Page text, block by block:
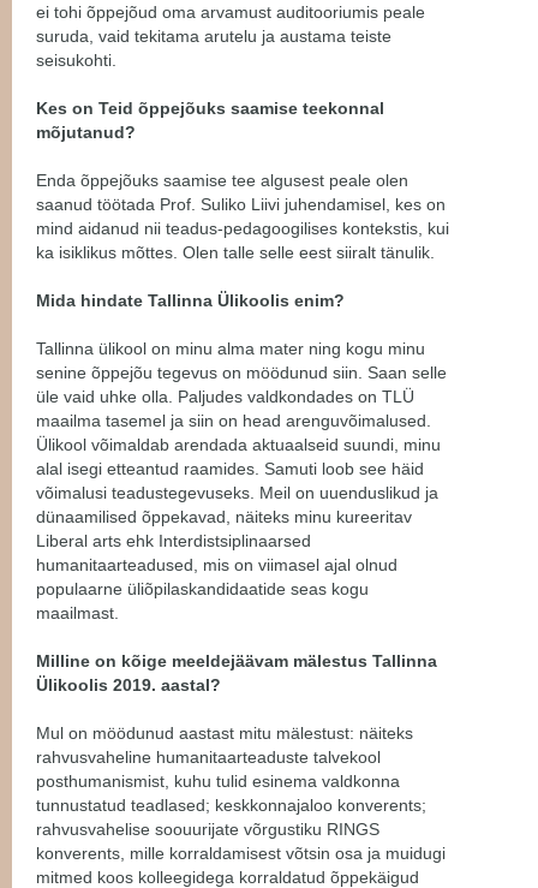
ei tohi õppejõud oma arvamust auditooriumis peale
suruda, vaid tekitama arutelu ja austama teiste
seisukohti.
Kes on Teid õppejõuks saamise teekonnal
mõjutanud?
Enda õppejõuks saamise tee algusest peale olen
saanud töötada Prof. Suliko Liivi juhendamisel, kes on
mind aidanud nii teadus-pedagoogilises kontekstis, kui
ka isiklikus mõttes. Olen talle selle eest siiralt tänulik.
Mida hindate Tallinna Ülikoolis enim?
Tallinna ülikool on minu alma mater ning kogu minu
senine õppejõu tegevus on möödunud siin. Saan selle
üle vaid uhke olla. Paljudes valdkondades on TLÜ
maailma tasemel ja siin on head arenguvõimalused.
Ülikool võimaldab arendada aktuaalseid suundi, minu
alal isegi etteantud raamides. Samuti loob see häid
võimalusi teadustegevuseks. Meil on uuenduslikud ja
dünaamilised õppekavad, näiteks minu kureeritav
Liberal arts ehk Interdistsiplinaarsed
humanitaarteadused, mis on viimasel ajal olnud
populaarne üliõpilaskandidaatide seas kogu
maailmast.
Milline on kõige meeldejäävam mälestus Tallinna
Ülikoolis 2019. aastal?
Mul on möödunud aastast mitu mälestust: näiteks
rahvusvaheline humanitaarteaduste talvekool
posthumanismist, kuhu tulid esinema valdkonna
tunnustatud teadlased; keskkonnajaloo konverents;
rahvusvahelise soouurijate võrgustiku RINGS
konverents, mille korraldamisest võtsin osa ja muidugi
mitmed koos kolleegidega korraldatud õppekäigud